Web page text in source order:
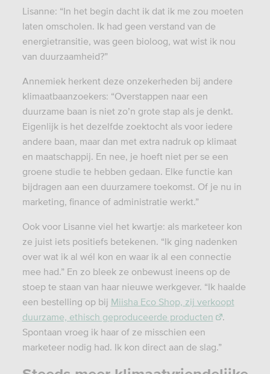
Lisanne: “In het begin dacht ik dat ik me zou moeten
laten omscholen. Ik had geen verstand van de
energietransitie, was geen bioloog, wat wist ik nou
van duurzaamheid?”
Annemiek herkent deze onzekerheden bij andere
klimaatbaanzoekers: “Overstappen naar een
duurzame baan is niet zo’n grote stap als je denkt.
Eigenlijk is het dezelfde zoektocht als voor iedere
andere baan, maar dan met extra nadruk op klimaat
en maatschappij. En nee, je hoeft niet per se een
groene studie te hebben gedaan. Elke functie kan
bijdragen aan een duurzamere toekomst. Of je nu in
marketing, finance of administratie werkt.”
Ook voor Lisanne viel het kwartje: als marketeer kon
ze juist iets positiefs betekenen. “Ik ging nadenken
over wat ik al wél kon en waar ik al een connectie
mee had.” En zo bleek ze onbewust ineens op de
stoep te staan van haar nieuwe werkgever. “Ik haalde
een bestelling op bij Miisha Eco Shop, zij verkoopt
duurzame, ethisch geproduceerde producten
.
Spontaan vroeg ik haar of ze misschien een
marketeer nodig had. Ik kon direct aan de slag.”